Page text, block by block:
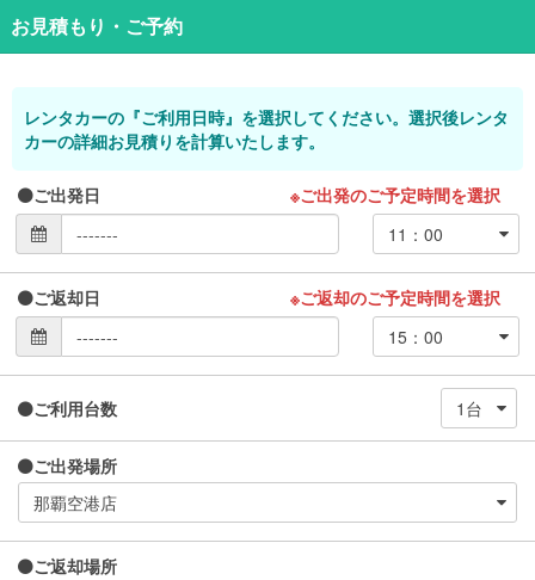
お見積もり・ご予約
レンタカーの『ご利用日時』を選択してください。選択後レンタ
カーの詳細お見積りを計算いたします。
ご出発日 ※ご出発のご予定時間を選択
ご返却日 ※ご返却のご予定時間を選択
ご利用台数
ご出発場所
ご返却場所